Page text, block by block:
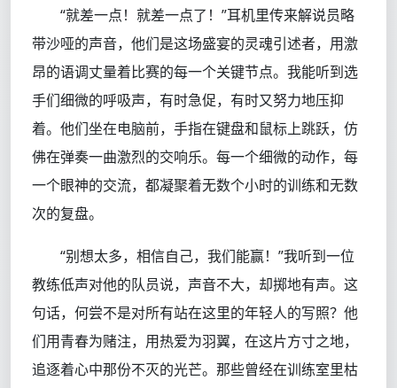
“就差一点！就差一点了！”耳机里传来解说员略
带沙哑的声音，他们是这场盛宴的灵魂引述者，用激
昂的语调丈量着比赛的每一个关键节点。我能听到选
手们细微的呼吸声，有时急促，有时又努力地压抑
着。他们坐在电脑前，手指在键盘和鼠标上跳跃，仿
佛在弹奏一曲激烈的交响乐。每一个细微的动作，每
一个眼神的交流，都凝聚着无数个小时的训练和无数
次的复盘。
“别想太多，相信自己，我们能赢！”我听到一位
教练低声对他的队员说，声音不大，却掷地有声。这
句话，何尝不是对所有站在这里的年轻人的写照？他
们用青春为赌注，用热爱为羽翼，在这片方寸之地，
追逐着心中那份不灭的光芒。那些曾经在训练室里枯